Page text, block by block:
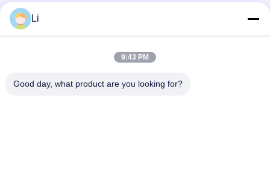
le contrat de commutateur de la protection 17AMH thermique
a conçu pour la lampe fluorescente/lamineur
Type actuel excédentaire utilisation d'action de protecteur
thermique précis de 17h du matin d'appareils
Li
9:43 PM
Good day, what product are you looking for?